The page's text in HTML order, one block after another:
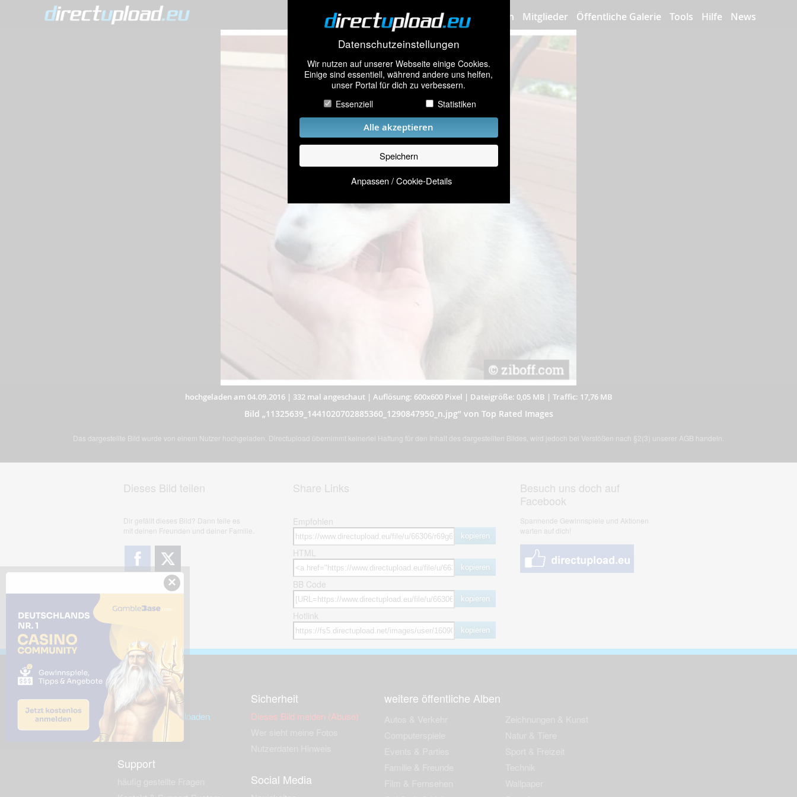
Datenschutzeinstellungen
Wir nutzen auf unserer Webseite einige Cookies.
Einige sind essentiell, während andere uns helfen,
unser Portal für dich zu verbessern.
Essenziell
Statistiken
Alle akzeptieren
Speichern
Anpassen / Cookie-Details
Bilder hochladen Mitglieder Öffentliche Galerie Tools Hilfe News
hochgeladen am 04.09.2016| 332 mal angeschaut| Auflösung: 600x600 Pixel | Dateigröße: 0,05 MB | Traffic: 17,76 MB
Bild „11325639_1441020702885360_1290847950_n.jpg” von Top Rated Images
Das dargestellte Bild wurde von einem Nutzer hochgeladen. Directupload übernimmt keinerlei Haftung für den Inhalt des dargestellten Bildes, wird jedoch bei Verstößen nach §2(3) unserer AGB handeln.
Dieses Bild teilen
Dir gefällt dieses Bild? Dann teile es
mit deinen Freunden und deiner Familie.
Share Links
Empfohlen
kopieren
HTML
kopieren
BB Code
kopieren
Hotlink
kopieren
Besuch uns doch auf
Facebook
Spannende Gewinnspiele und Aktionen
warten auf dich!
Downloads
Dieses Bild downloaden
Desktop Tools
Support
Sicherheit
Dieses Bild melden (Abuse)
Social Media
weitere öffentliche Alben
×